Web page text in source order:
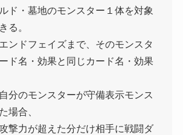
ド・墓地のモンスター１体を対象
る。
ンドフェイズまで、そのモンスタ
ド名・効果と同じカード名・効果
分のモンスターが守備表示モンス
場合、
撃力が超えた分だけ相手に戦闘ダ